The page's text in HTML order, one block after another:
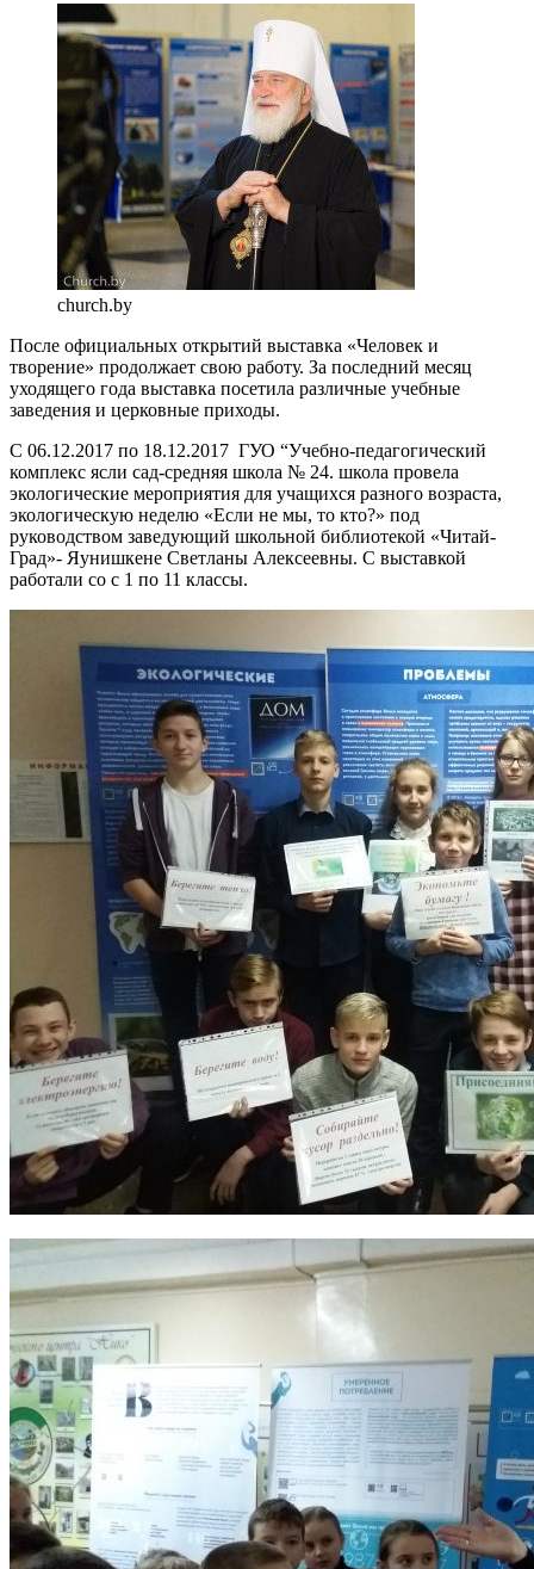
church.by
После официальных открытий выставка «Человек и
творение» продолжает свою работу. За последний месяц
уходящего года выставка посетила различные учебные
заведения и церковные приходы.
С 06.12.2017 по 18.12.2017 ГУО “Учебно-педагогический
комплекс ясли сад-средняя школа № 24. школа провела
экологические мероприятия для учащихся разного возраста,
экологическую неделю «Если не мы, то кто?» под
руководством заведующий школьной библиотекой «Читай-
Град»- Яунишкене Светланы Алексеевны. С выставкой
работали со с 1 по 11 классы.